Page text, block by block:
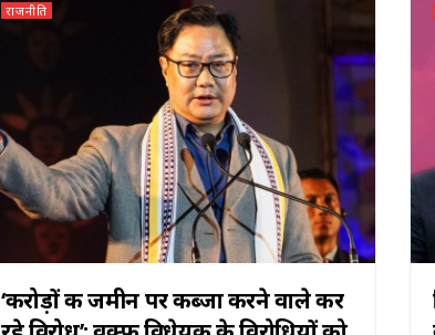
राजनीति
‘करोड़ों की जमीन पर कब्जा करने वाले कर